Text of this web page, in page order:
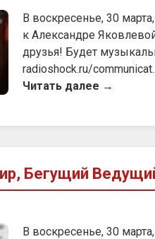
В воскресенье, 30
к Александре
друзья! Будет
radioshock.ru/
Читать далее →
Бегущий
В воскресенье, 30